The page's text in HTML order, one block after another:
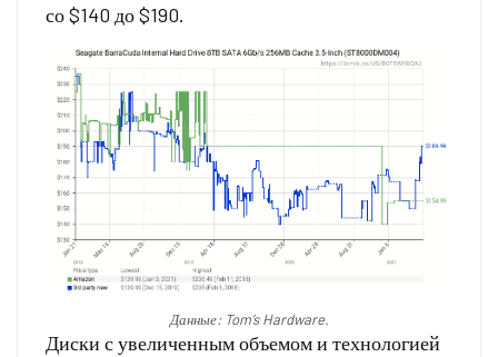
со $140 до $190.
Данные: Tom’s Hardware.
Диски с увеличенным объемом и технологией